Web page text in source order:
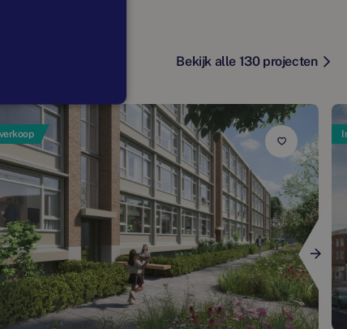
Bekijk alle 130 projecten